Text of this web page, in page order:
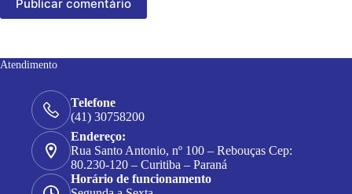
Publicar comentário
Atendimento
Telefone
(41) 30758200
Endereço:
Rua Santo Antonio, nº 100 – Rebouças Cep:
80.230-120 – Curitiba – Paraná
Horário de funcionamento